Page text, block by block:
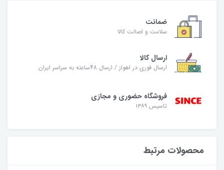
ضمانت
سلامت و اصالت کالا
ارسال کالا
ارسال فوری در اهواز / ارسال 48ساعته به سراسر ایران
فروشگاه حضوری و مجازی
تاسیس ۱۳۸۹
محصولات مرتبط